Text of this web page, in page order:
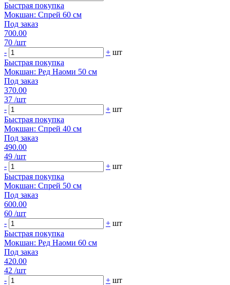
Быстрая покупка
Мокшан: Спрей 60 см
Под заказ
700.00
70 /шт
-
+ шт
Быстрая покупка
Мокшан: Ред Наоми 50 см
Под заказ
370.00
37 /шт
-
+ шт
Быстрая покупка
Мокшан: Спрей 40 см
Под заказ
490.00
49 /шт
-
+ шт
Быстрая покупка
Мокшан: Спрей 50 см
Под заказ
600.00
60 /шт
-
+ шт
Быстрая покупка
Мокшан: Ред Наоми 60 см
Под заказ
420.00
42 /шт
-
+ шт